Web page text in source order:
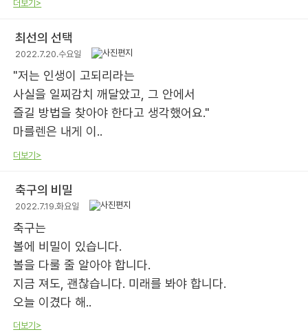
더보기>
최선의 선택
2022.7.20.수요일
"저는 인생이 고되리라는
사실을 일찌감치 깨달았고, 그 안에서
즐길 방법을 찾아야 한다고 생각했어요."
마를렌은 내게 이..
더보기>
축구의 비밀
2022.7.19.화요일
축구는
볼에 비밀이 있습니다.
볼을 다룰 줄 알아야 합니다.
지금 져도, 괜찮습니다. 미래를 봐야 합니다.
오늘 이겼다 해..
더보기>